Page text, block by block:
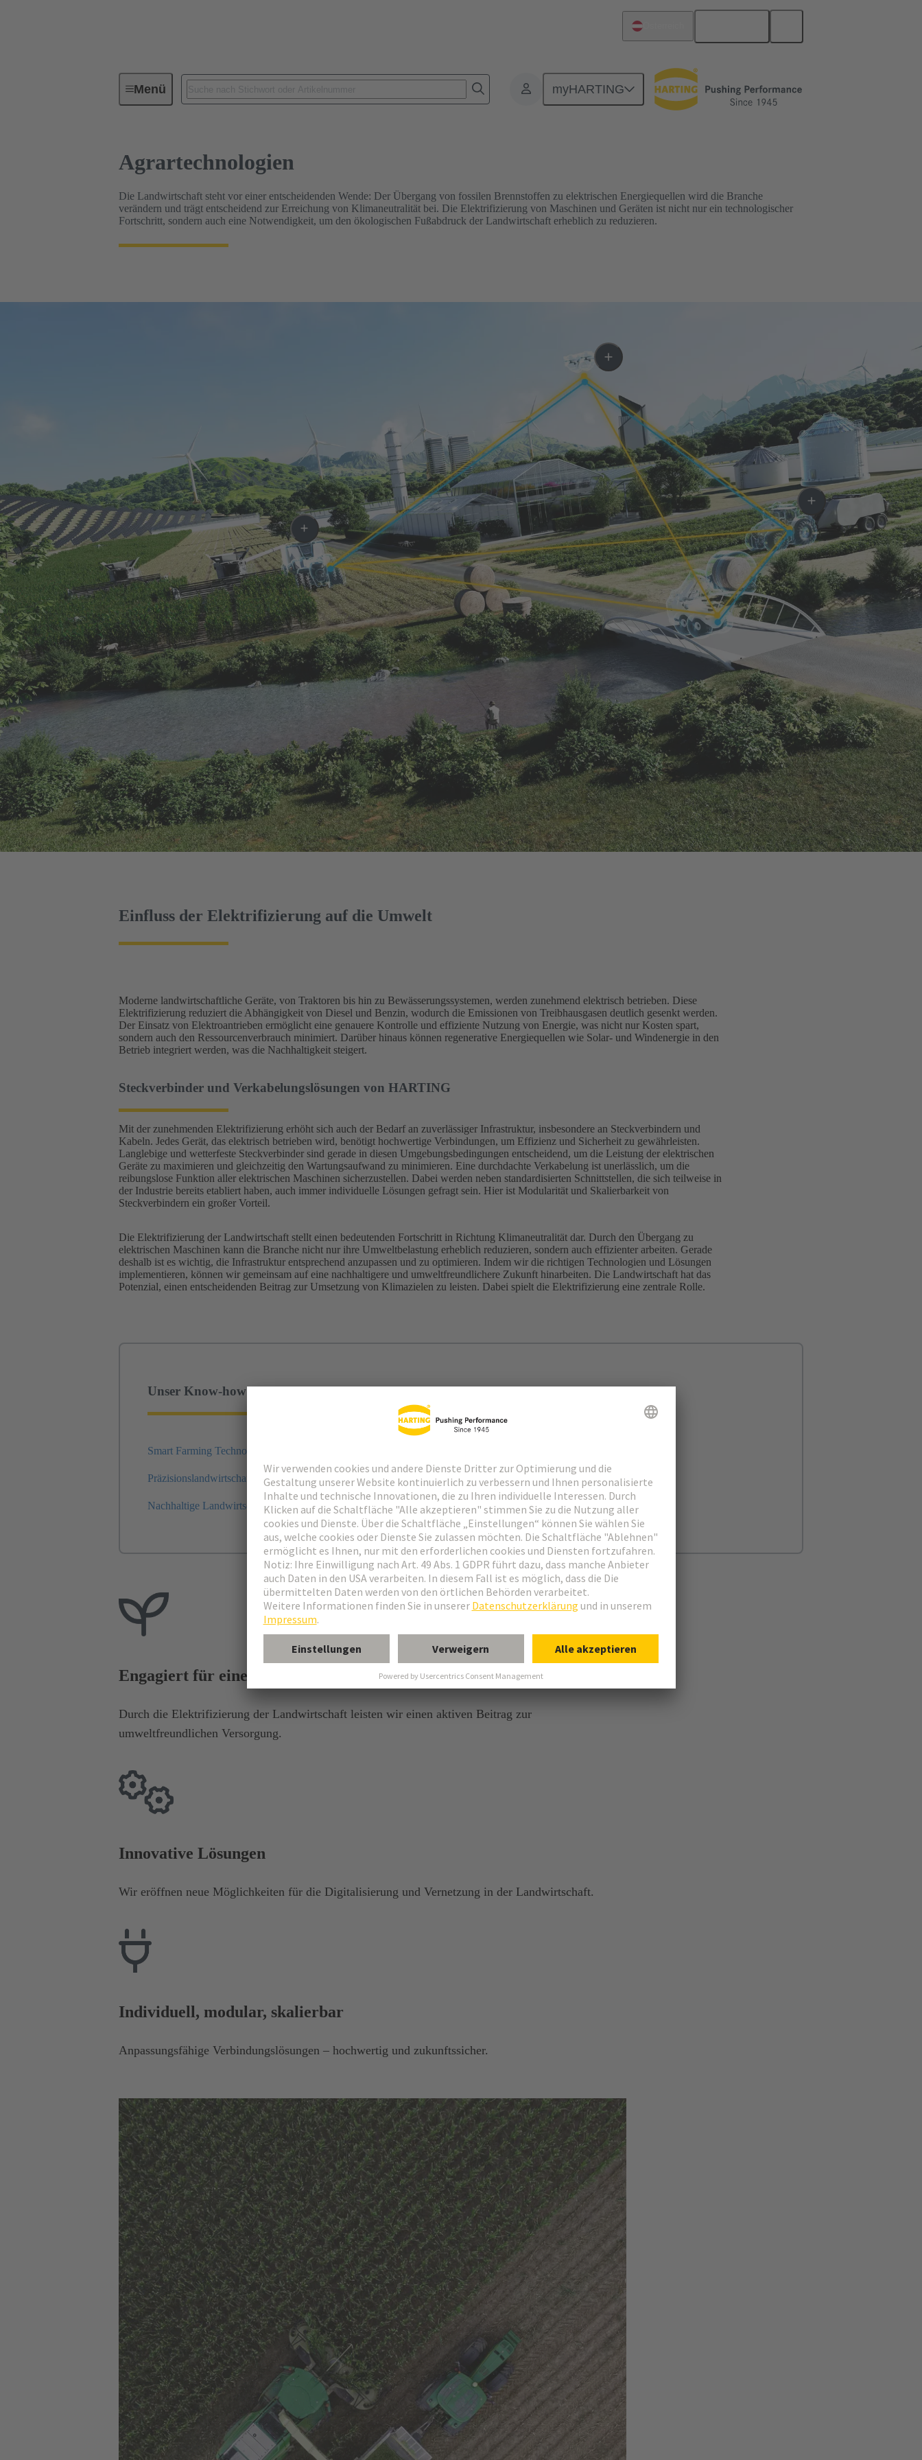
Menü myHARTING
Agrartechnologien
Agrartechnologien
Die Landwirtschaft steht vor einer entscheidenden Wende: Der Übergang von fossilen Brennstoffen zu elektrischen Energiequellen wird die Branche
verändern und trägt entscheidend zur Erreichung von Klimaneutralität bei. Die Elektrifizierung von Maschinen und Geräten ist nicht nur ein technologischer
Fortschritt, sondern auch eine Notwendigkeit, um den ökologischen Fußabdruck der Landwirtschaft erheblich zu reduzieren.
Einfluss der Elektrifizierung auf die Umwelt
Moderne landwirtschaftliche Geräte, von Traktoren bis hin zu Bewässerungssystemen, werden zunehmend elektrisch betrieben. Diese
Elektrifizierung reduziert die Abhängigkeit von Diesel und Benzin, wodurch die Emissionen von Treibhausgasen deutlich gesenkt werden.
Der Einsatz von Elektroantrieben ermöglicht eine genauere Kontrolle und effiziente Nutzung von Energie, was nicht nur Kosten spart,
sondern auch den Ressourcenverbrauch minimiert. Darüber hinaus können regenerative Energiequellen wie Solar- und Windenergie in den
Betrieb integriert werden, was die Nachhaltigkeit steigert.
Steckverbinder und Verkabelungslösungen von HARTING
Mit der zunehmenden Elektrifizierung erhöht sich auch der Bedarf an zuverlässiger Infrastruktur, insbesondere an Steckverbindern und
Kabeln. Jedes Gerät, das elektrisch betrieben wird, benötigt hochwertige Verbindungen, um Effizienz und Sicherheit zu gewährleisten.
Langlebige und wetterfeste Steckverbinder sind gerade in diesen Umgebungsbedingungen entscheidend, um die Leistung der elektrischen
Geräte zu maximieren und gleichzeitig den Wartungsaufwand zu minimieren. Eine durchdachte Verkabelung ist unerlässlich, um die
reibungslose Funktion aller elektrischen Maschinen sicherzustellen. Dabei werden neben standardisierten Schnittstellen, die sich teilweise in
der Industrie bereits etabliert haben, auch immer individuelle Lösungen gefragt sein. Hier ist Modularität und Skalierbarkeit von
Steckverbindern ein großer Vorteil.
Die Elektrifizierung der Landwirtschaft stellt einen bedeutenden Fortschritt in Richtung Klimaneutralität dar. Durch den Übergang zu
elektrischen Maschinen kann die Branche nicht nur ihre Umweltbelastung erheblich reduzieren, sondern auch effizienter arbeiten. Gerade
deshalb ist es wichtig, die Infrastruktur entsprechend anzupassen und zu optimieren. Indem wir die richtigen Technologien und Lösungen
implementieren, können wir gemeinsam auf eine nachhaltigere und umweltfreundlichere Zukunft hinarbeiten. Die Landwirtschaft hat das
Potenzial, einen entscheidenden Beitrag zur Umsetzung von Klimazielen zu leisten. Dabei spielt die Elektrifizierung eine zentrale Rolle.
Unser Know-how
Smart Farming Technologien
Präzisionslandwirtschaft
Nachhaltige Landwirtschaft in der AES
Engagiert für eine grüne Zukunft
Durch die Elektrifizierung der Landwirtschaft leisten wir einen aktiven Beitrag zur
umweltfreundlichen Versorgung.
Innovative Lösungen
Wir eröffnen neue Möglichkeiten für die Digitalisierung und Vernetzung in der Landwirtschaft.
Individuell, modular, skalierbar
Anpassungsfähige Verbindungslösungen – hochwertig und zukunftssicher.